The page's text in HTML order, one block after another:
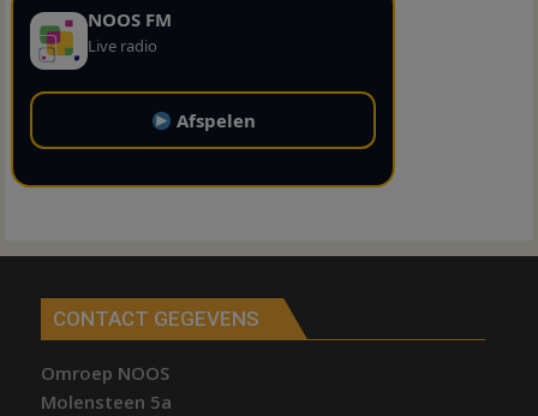
NOOS FM
Live radio
Afspelen
CONTACT GEGEVENS
Omroep NOOS
Molensteen 5a